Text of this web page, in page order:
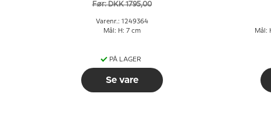
Før: DKK 1795,00
Varenr.: 1249364
Mål: H: 7 cm
PÅ LAGER
Se vare
Mål: